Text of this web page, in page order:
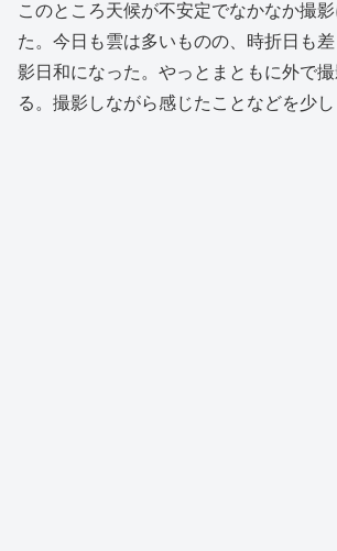
このところ天候が不安定でなかなか撮
た。今日も雲は多いものの、時折日も
影日和になった。やっとまともに外で
る。撮影しながら感じたことなどを少し